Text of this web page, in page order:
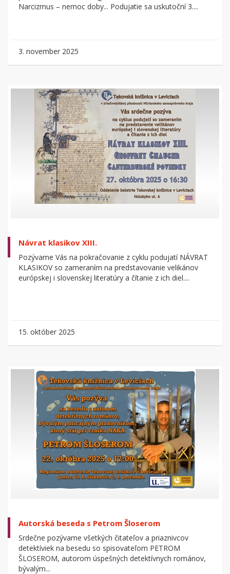
Narcizmus – nemoc doby... Podujatie sa uskutoční 3....
3. november 2025
Návrat klasikov XIII.
Pozývame Vás na pokračovanie z cyklu podujatí NÁVRAT
KLASIKOV so zameraním na predstavovanie velikánov
európskej i slovenskej literatúry a čítanie z ich diel....
15. október 2025
Autorská beseda s Petrom Šloserom
Srdečne pozývame všetkých čitateľov a priaznivcov
detektíviek na besedu so spisovateľom PETROM
ŠLOSEROM, autorom úspešných detektívnych románov,
bývalým...